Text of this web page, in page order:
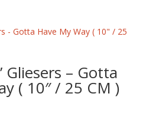
Gliesers – Gotta
( 10″ / 25 CM )